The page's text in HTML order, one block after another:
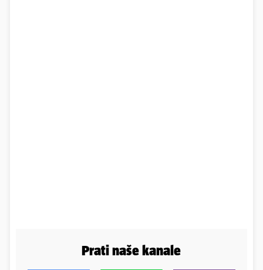
Prati naše kanale